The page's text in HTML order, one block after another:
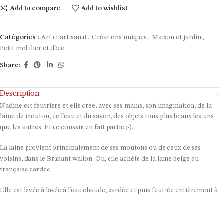
Add to compare Add to wishlist
Catégories : Art et artisanat , Créations uniques , Maison et jardin ,
Petit mobilier et déco
Share:
Description
Nadine est feutrière et elle crée, avec ses mains, son imagination, de la
laine de mouton, de l’eau et du savon, des objets tous plus beaux les uns
que les autres. Et ce coussin en fait partie ;-).
La laine provient principalement de ses moutons ou de ceux de ses
voisins, dans le Brabant wallon. Ou, elle achète de la laine belge ou
française cardée.
Elle est lavée à lavée à l’eau chaude, cardée et puis feutrée entièrement à